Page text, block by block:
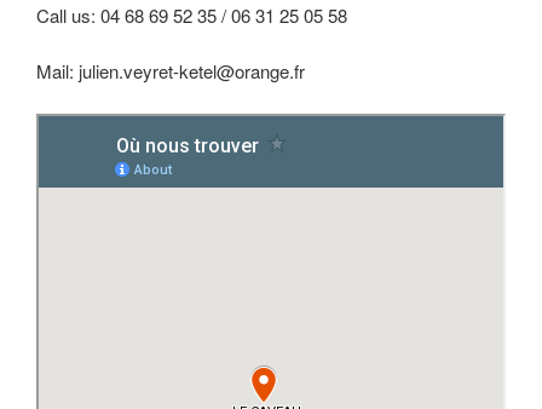
Call us: 04 68 69 52 35 / 06 31 25 05 58
Mail: julien.veyret-ketel@orange.fr